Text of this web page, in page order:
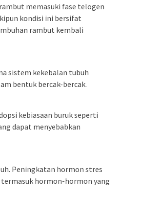
memasuki fase telogen
kondisi ini bersifat
rambut kembali
sistem kekebalan tubuh
bentuk bercak-bercak.
kebiasaan buruk seperti
dapat menyebabkan
Peningkatan hormon stres
hormon-hormon yang